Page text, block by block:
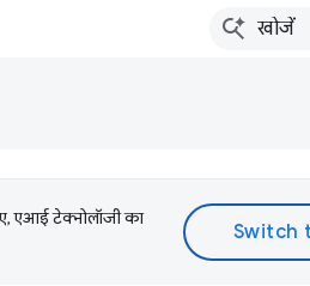
एआई टेक्नोलॉजी का